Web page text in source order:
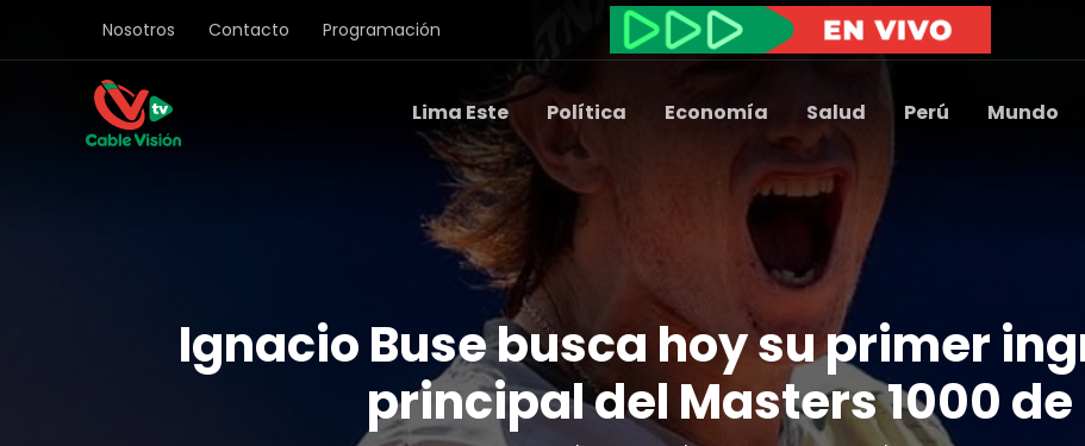
Nosotros Contacto Programación
Lima Este Política Economía Salud Perú Mundo
Ignacio Buse busca hoy su primer
principal del Masters 1000